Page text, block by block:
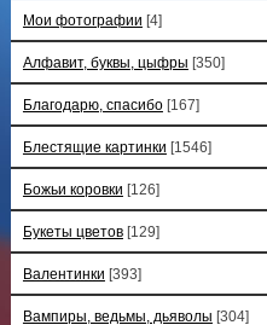
Мои фотографии [4]
Алфавит, буквы, цыфры [350]
Благодарю, спасибо [167]
Блестящие картинки [1546]
Божьи коровки [126]
Букеты цветов [129]
Валентинки [393]
Вампиры, ведьмы, дьяволы [304]